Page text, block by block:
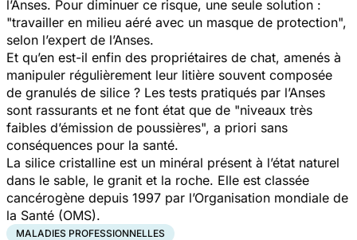
l’Anses. Pour diminuer ce risque, une seule solution :
"travailler en milieu aéré avec un masque de protection",
selon l’expert de l’Anses.
Et qu’en est-il enfin des propriétaires de chat, amenés à
manipuler régulièrement leur litière souvent composée
de granulés de silice ? Les tests pratiqués par l’Anses
sont rassurants et ne font état que de "niveaux très
faibles d’émission de poussières", a priori sans
conséquences pour la santé.
La silice cristalline est un minéral présent à l’état naturel
dans le sable, le granit et la roche. Elle est classée
cancérogène depuis 1997 par l’Organisation mondiale de
la Santé (OMS).
MALADIES PROFESSIONNELLES